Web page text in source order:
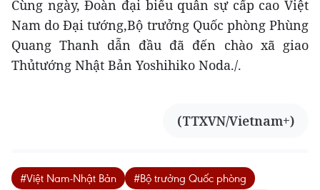
Cùng ngày, Đoàn đại biểu quân sự cấp cao Việt
Nam do Đại tướng,Bộ trưởng Quốc phòng Phùng
Quang Thanh dẫn đầu đã đến chào xã giao
Thủtướng Nhật Bản Yoshihiko Noda./.
(TTXVN/Vietnam+)
#Việt Nam-Nhật Bản
#Bộ trưởng Quốc phòng